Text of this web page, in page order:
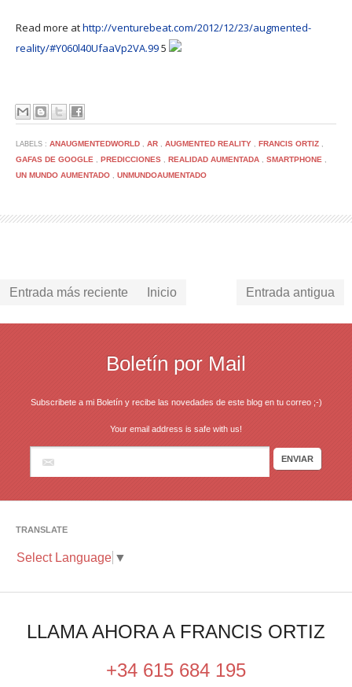
Read more athttp://venturebeat.com/2012/12/23/augmented-
reality/#Y060l40UfaaVp2VA.995
LABELS : ANAUGMENTEDWORLD , AR , AUGMENTED REALITY , FRANCIS ORTIZ ,
GAFAS DE GOOGLE , PREDICCIONES , REALIDAD AUMENTADA , SMARTPHONE ,
UN MUNDO AUMENTADO , UNMUNDOAUMENTADO
Entrada más reciente Entrada antigua
Inicio
Boletín por Mail
Subscribete a mi Boletín y recibe las novedades de este blog en tu correo ;-)
Your email address is safe with us!
TRANSLATE
Select Language ▼
LLAMA AHORA A FRANCIS ORTIZ
+34 615 684 195